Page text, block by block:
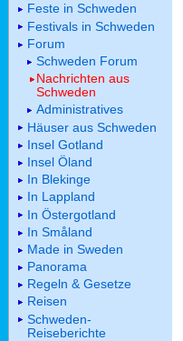
Feste in Schweden
Festivals in Schweden
Forum
Schweden Forum
Nachrichten aus
Schweden
Administratives
Häuser aus Schweden
Insel Gotland
Insel Öland
In Blekinge
In Lappland
In Östergotland
In Småland
Made in Sweden
Panorama
Regeln & Gesetze
Reisen
Schweden-
Reiseberichte